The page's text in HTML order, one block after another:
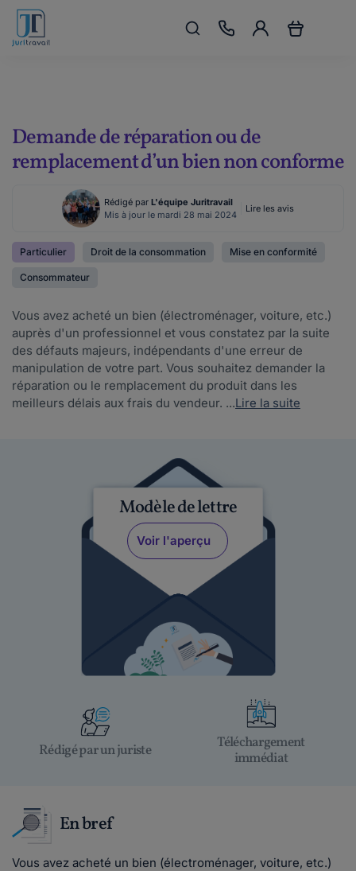
Modèle de lettre
Voir l'aperçu
Demande de réparation ou de
remplacement d’un bien non conforme
Rédigé par L'équipe Juritravail
Mis à jour le mardi 28 mai 2024
Lire les avis
Particulier Droit de la consommation Mise en conformité
Consommateur
Vous avez acheté un bien (électroménager, voiture, etc.)
auprès d'un professionnel et vous constatez par la suite
des défauts majeurs, indépendants d'une erreur de
manipulation de votre part. Vous souhaitez demander la
réparation ou le remplacement du produit dans les
meilleurs délais aux frais du vendeur. ...Lire la suite
Rédigé par un juriste
Téléchargement
immédiat
En bref
Vous avez acheté un bien (électroménager, voiture, etc.)